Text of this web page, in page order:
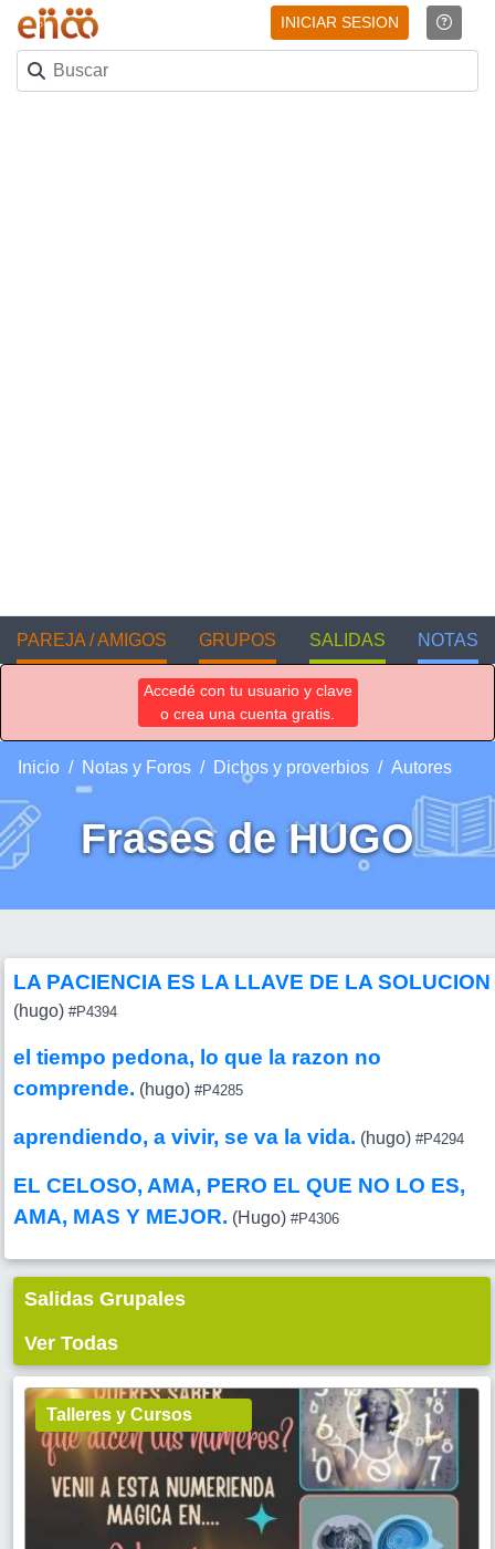
INICIAR SESION
PAREJA / AMIGOS GRUPOS SALIDAS NOTAS
Accedé con tu usuario y clave
o crea una cuenta gratis.
Inicio Notas y Foros Dichos y proverbios Autores
Frases de HUGO
LA PACIENCIA ES LA LLAVE DE LA SOLUCION
(hugo) #P4394
el tiempo pedona, lo que la razon no
comprende. (hugo) #P4285
aprendiendo, a vivir, se va la vida. (hugo) #P4294
EL CELOSO, AMA, PERO EL QUE NO LO ES,
AMA, MAS Y MEJOR. (Hugo) #P4306
Salidas Grupales
Ver Todas
Talleres y Cursos